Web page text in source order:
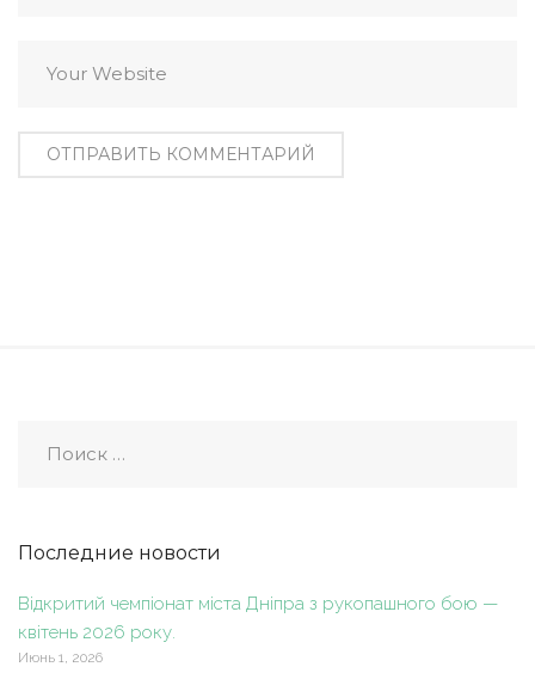
Последние новости
Відкритий чемпіонат міста Дніпра з рукопашного бою —
квітень 2026 року.
Июнь 1, 2026